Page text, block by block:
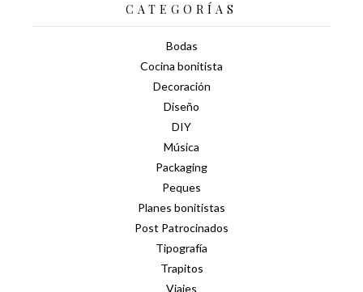
CATEGORÍAS
Bodas
Cocina bonitista
Decoración
Diseño
DIY
Música
Packaging
Peques
Planes bonitistas
Post Patrocinados
Tipografía
Trapitos
Viajes